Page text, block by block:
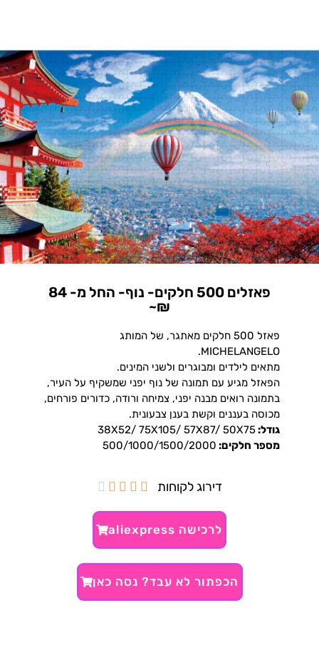
פאזלים 500 חלקים- נוף- החל מ- 84
₪~
פאזל 500 חלקים מאתגר, של המותג
MICHELANGELO.
מתאים לילדים ומבוגרים ולשני המינים.
הפאזל מגיע עם תמונה של נוף יפני שמשקיף על העיר,
בתמונה רואים מבנה יפני, צמיחה ורודה, כדורים פורחים,
מכוסה בעננים וקשת בענן צבעונית.
גודל:38X52/ 75X105/ 57X87/ 50X75
מספר חלקים: 500/1000/1500/2000
דירוג לקוחות 




לרכישה aliexpress
הכפתור לא עבד? נסה כאן